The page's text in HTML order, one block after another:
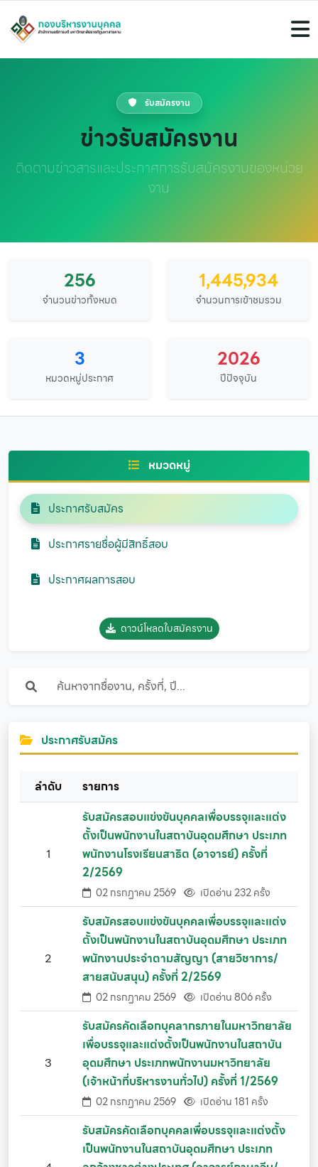
รับสมัครงาน
ข่าวรับสมัครงาน
ติดตามข่าวสารและประกาศการรับสมัครงานของหน่วย
งาน
256
จำนวนข่าวทั้งหมด
1,445,934
จำนวนการเข้าชมรวม
3
หมวดหมู่ประกาศ
2026
ปีปัจจุบัน
หมวดหมู่
ประกาศรับสมัคร
ประกาศรายชื่อผู้มีสิทธิ์สอบ
ประกาศผลการสอบ
ดาวน์โหลดใบสมัครงาน
ประกาศรับสมัคร
ลำดับ รายการ
1
รับสมัครสอบแข่งขันบุคคลเพื่อบรรจุและแต่ง
ตั้งเป็นพนักงานในสถาบันอุดมศึกษา ประเภท
พนักงานโรงเรียนสาธิต (อาจารย์) ครั้งที่
2/2569
02 กรกฏาคม 2569 เปิดอ่าน 232 ครั้ง
2
รับสมัครสอบแข่งขันบุคคลเพื่อบรรจุและแต่ง
ตั้งเป็นพนักงานในสถาบันอุดมศึกษา ประเภท
พนักงานประจำตามสัญญา (สายวิชาการ/
สายสนับสนุน) ครั้งที่ 2/2569
02 กรกฏาคม 2569 เปิดอ่าน 806 ครั้ง
3
รับสมัครคัดเลือกบุคลากรภายในมหาวิทยาลัย
เพื่อบรรจุและแต่งตั้งเป็นพนักงานในสถาบัน
อุดมศึกษา ประเภทพนักงานมหาวิทยาลัย
(เจ้าหน้าที่บริหารงานทั่วไป) ครั้งที่ 1/2569
02 กรกฏาคม 2569 เปิดอ่าน 181 ครั้ง
รับสมัครคัดเลือกบุคคลเพื่อบรรจุและแต่งตั้ง
เป็นพนักงานในสถาบันอุดมศึกษา ประเภท